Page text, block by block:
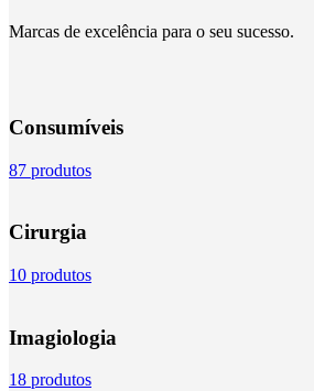
Marcas de excelência para o seu sucesso.
Consumíveis
87 produtos
Cirurgia
10 produtos
Imagiologia
18 produtos